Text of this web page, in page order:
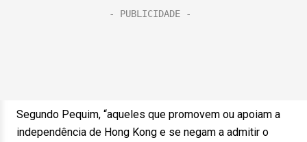
Segundo Pequim, “aqueles que promovem ou apoiam a
independência de Hong Kong e se negam a admitir o